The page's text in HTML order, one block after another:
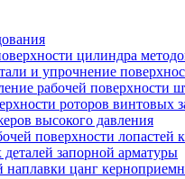
цилиндра
и упрочнение
рабочей
роторов винтовых
высокого давления
поверхности лопастей
запорной арматуры
цанг